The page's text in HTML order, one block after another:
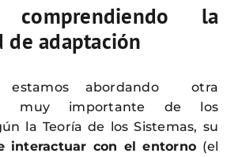
comprendiendo la
de adaptación
abordando otra
muy importante de los
la Teoría de los Sistemas, su
interactuar con el entorno (el